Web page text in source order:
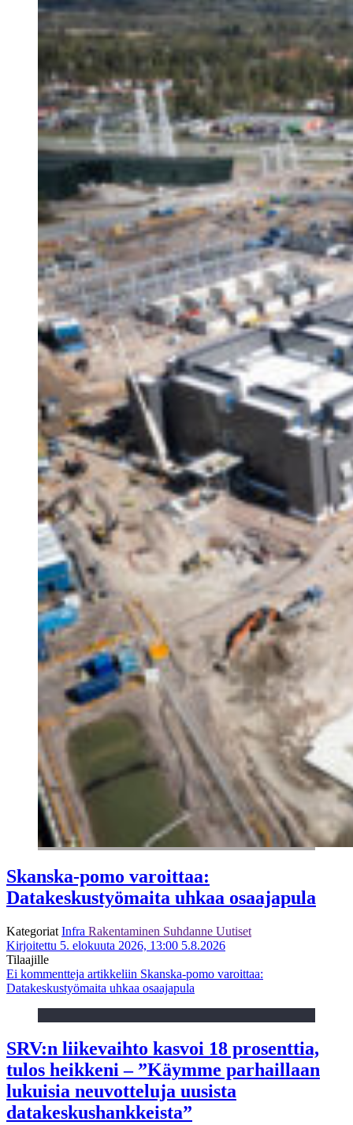
Skanska-pomo varoittaa:
Datakeskustyömaita uhkaa osaajapula
Kategoriat Infra Rakentaminen Suhdanne Uutiset
Kirjoitettu 5. elokuuta 2026, 13:00 5.8.2026
Tilaajille
Ei kommentteja artikkeliin Skanska-pomo varoittaa:
Datakeskustyömaita uhkaa osaajapula
SRV:n liikevaihto kasvoi 18 prosenttia,
tulos heikkeni – ”Käymme parhaillaan
lukuisia neuvotteluja uusista
datakeskushankkeista”